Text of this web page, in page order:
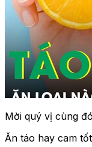
Mời quý vị cùng
Ăn táo hay cam